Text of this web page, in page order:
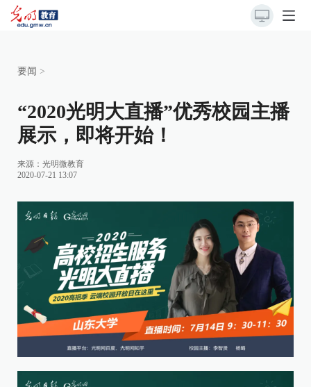
要闻 >
“2020光明大直播”优秀校园主播
展示，即将开始！
来源： 光明微教育
2020-07-21 13:07